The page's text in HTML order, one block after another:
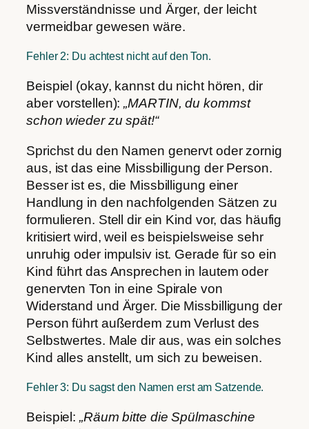
Missverständnisse und Ärger, der leicht
vermeidbar gewesen wäre.
Fehler 2: Du achtest nicht auf den Ton.
Beispiel (okay, kannst du nicht hören, dir
aber vorstellen):„MARTIN, du kommst
schon wieder zu spät!“
Sprichst du den Namen genervt oder zornig
aus, ist das eine Missbilligung der Person.
Besser ist es, die Missbilligung einer
Handlung in den nachfolgenden Sätzen zu
formulieren. Stell dir ein Kind vor, das häufig
kritisiert wird, weil es beispielsweise sehr
unruhig oder impulsiv ist. Gerade für so ein
Kind führt das Ansprechen in lautem oder
genervten Ton in eine Spirale von
Widerstand und Ärger. Die Missbilligung der
Person führt außerdem zum Verlust des
Selbstwertes. Male dir aus, was ein solches
Kind alles anstellt, um sich zu beweisen.
Fehler 3: Du sagst den Namen erst am Satzende.
Beispiel: „Räum bitte die Spülmaschine